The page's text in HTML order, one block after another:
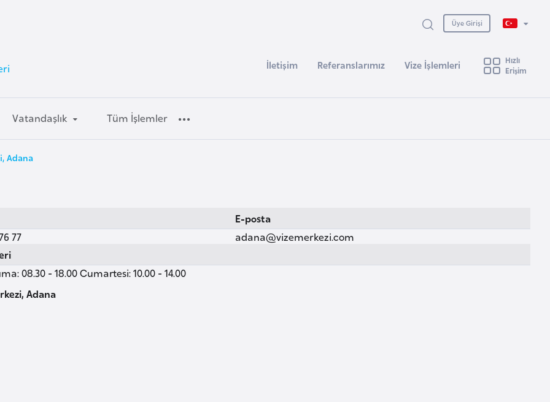
Üye Girişi
İletişim Referanslarımız Vize İşlemleri
Hızlı
Erişim
Vatandaşlık Tüm İşlemler
Adana
77
E-posta
adana@vizemerkezi.com
08.30 - 18.00 Cumartesi: 10.00 - 14.00
Adana